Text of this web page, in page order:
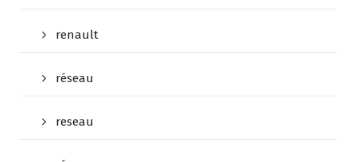
renault
réseau
reseau